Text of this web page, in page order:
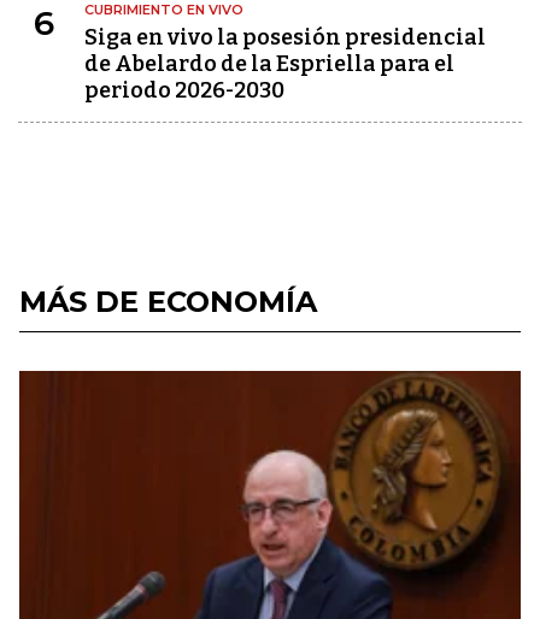
6 CUBRIMIENTO EN VIVO
Siga en vivo la posesión presidencial
de Abelardo de la Espriella para el
periodo 2026-2030
MÁS DE ECONOMÍA